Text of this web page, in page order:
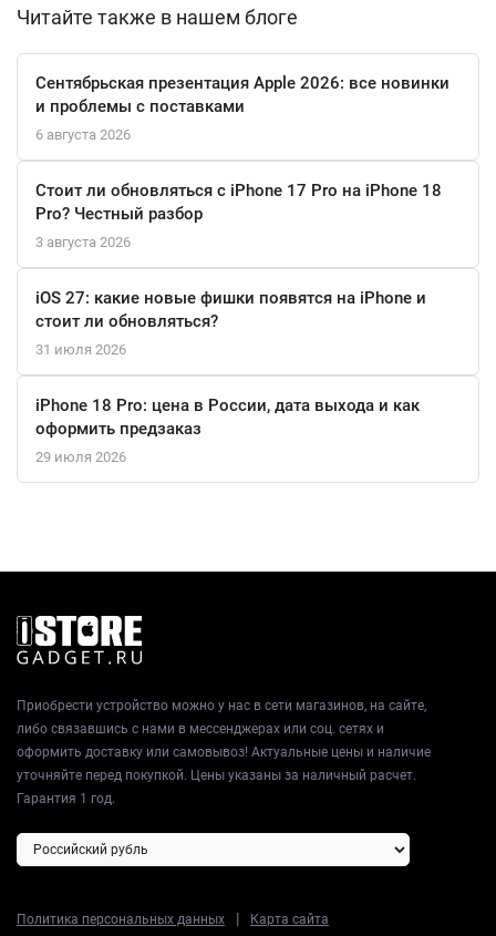
поддерживает все современные форматы аудио и видео,
медиаплеером. Емкость аккумулятора в 4000 мАч
обеспечивает длительное время работы без подзарядки, а
возможность быстрой зарядки позволяет быстро
восстановить энергию устройства.
Samsung Galaxy S25 – это не просто смартфон, а мощный
инструмент для работы и развлечений, который станет вашим
незаменимым спутником в повседневной жизни.
Читайте также в нашем блоге
Сентябрьская презентация Apple 2026: все новинки
и проблемы с поставками
6 августа 2026
Стоит ли обновляться с iPhone 17 Pro на iPhone 18
Pro? Честный разбор
3 августа 2026
iOS 27: какие новые фишки появятся на iPhone и
стоит ли обновляться?
31 июля 2026
iPhone 18 Pro: цена в России, дата выхода и как
оформить предзаказ
29 июля 2026
Приобрести устройство можно у нас в сети магазинов, на сайте,
либо связавшись с нами в мессенджерах или соц. сетях и
оформить доставку или самовывоз! Актуальные цены и наличие
уточняйте перед покупкой. Цены указаны за наличный расчет.
Гарантия 1 год.
Политика персональных данных | Карта сайта